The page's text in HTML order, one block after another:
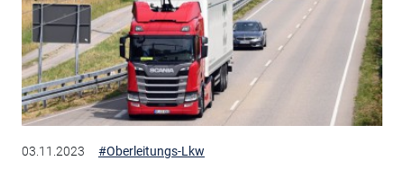
03.11.2023 #Oberleitungs-Lkw